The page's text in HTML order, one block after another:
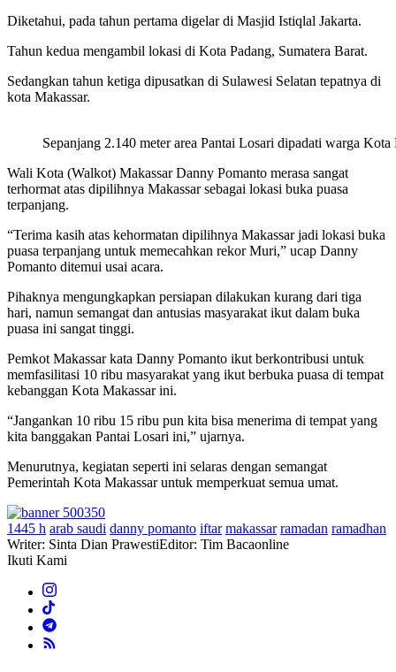
Diketahui, pada tahun pertama digelar di Masjid Istiqlal Jakarta.
Tahun kedua mengambil lokasi di Kota Padang, Sumatera Barat.
Sedangkan tahun ketiga dipusatkan di Sulawesi Selatan tepatnya di
kota Makassar.
Sepanjang 2.140 meter area Pantai Losari dipadati warga
Wali Kota (Walkot) Makassar Danny Pomanto merasa sangat
terhormat atas dipilihnya Makassar sebagai lokasi buka puasa
terpanjang.
“Terima kasih atas kehormatan dipilihnya Makassar jadi lokasi buka
puasa terpanjang untuk memecahkan rekor Muri,” ucap Danny
Pomanto ditemui usai acara.
Pihaknya mengungkapkan persiapan dilakukan kurang dari tiga
hari, namun semangat dan antusias masyarakat ikut dalam buka
puasa ini sangat tinggi.
Pemkot Makassar kata Danny Pomanto ikut berkontribusi untuk
memfasilitasi 10 ribu masyarakat yang ikut berbuka puasa di tempat
kebanggan Kota Makassar ini.
“Jangankan 10 ribu 15 ribu pun kita bisa menerima di tempat yang
kita banggakan Pantai Losari ini,” ujarnya.
Menurutnya, kegiatan seperti ini selaras dengan semangat
Pemerintah Kota Makassar untuk memperkuat semua umat.
1445 h arab saudi danny pomanto iftar makassar ramadan ramadhan
Writer: Sinta Dian PrawestiEditor: Tim Bacaonline
Ikuti Kami